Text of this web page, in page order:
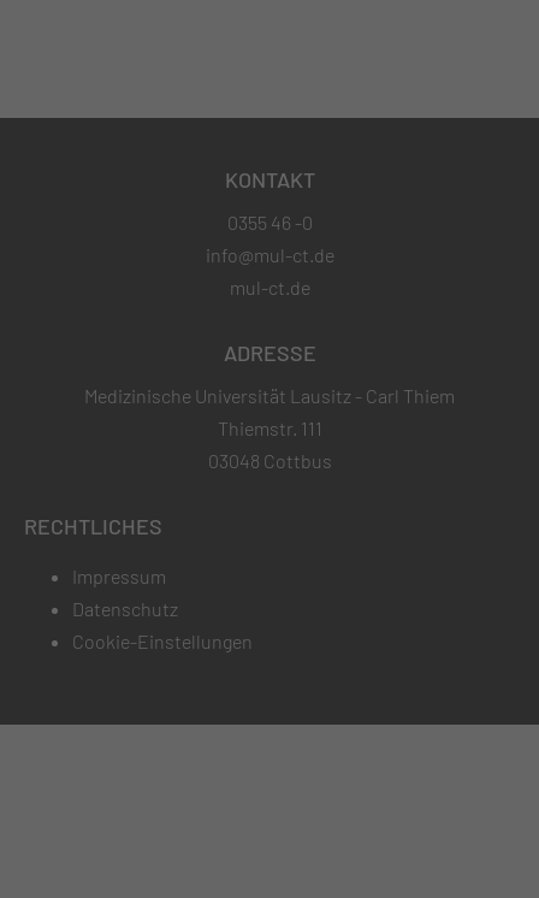
KONTAKT
0355 46 -0
info@mul-ct.de
mul-ct.de
ADRESSE
Medizinische Universität Lausitz - Carl Thiem
Thiemstr. 111
03048 Cottbus
RECHTLICHES
Impressum
Datenschutz
Cookie-Einstellungen